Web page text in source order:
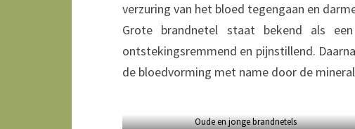
verzuring van het bloed tegengaan en
Grote brandnetel staat bekend als
ontstekingsremmend en pijnstillend.
de bloedvorming met name door de
Oude en jonge brandnetels